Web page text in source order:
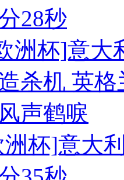
28秒
洲杯]意大